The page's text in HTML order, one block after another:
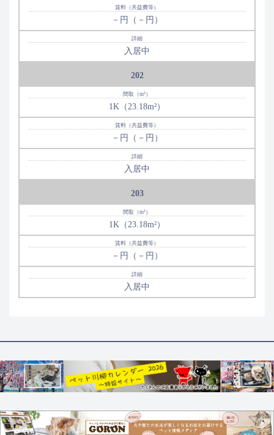
－円（－円）
入居中
202
1K（23.18m²）
－円（－円）
入居中
203
1K（23.18m²）
－円（－円）
入居中